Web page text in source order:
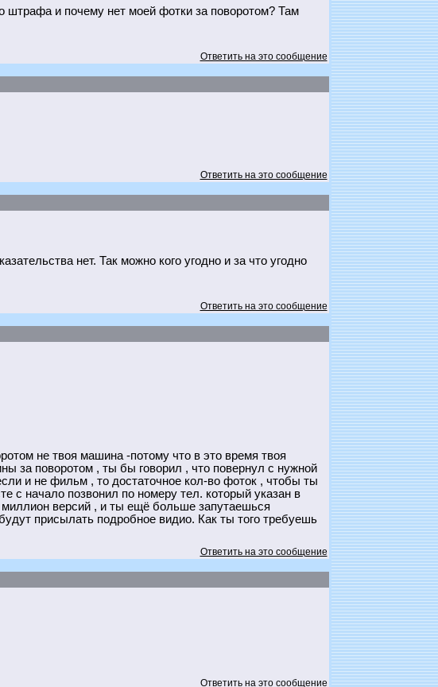
и почему нет моей фотки за поворотом? Там
Ответить на это сообщение
Ответить на это сообщение
нет. Так можно кого угодно и за что угодно
Ответить на это сообщение
не твоя машина -потому что в это время твоя
за поворотом , ты бы говорил , что повернул с нужной
и не фильм , то достаточное кол-во фоток , чтобы ты
с начало позвонил по номеру тел. который указан в
версий , и ты ещё больше запутаешься
присылать подробное видио. Как ты того требуешь
Ответить на это сообщение
Ответить на это сообщение